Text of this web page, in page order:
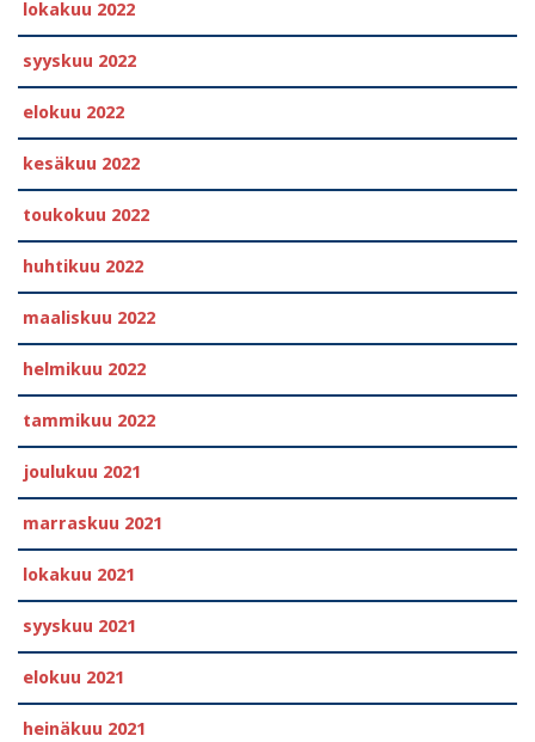
lokakuu 2022
syyskuu 2022
elokuu 2022
kesäkuu 2022
toukokuu 2022
huhtikuu 2022
maaliskuu 2022
helmikuu 2022
tammikuu 2022
joulukuu 2021
marraskuu 2021
lokakuu 2021
syyskuu 2021
elokuu 2021
heinäkuu 2021